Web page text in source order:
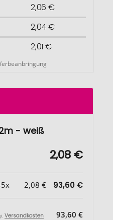
2,06 €
2,04 €
2,01 €
- weiß
2,08 €
2,08 € 93,60 €
Versandkosten 93,60 €